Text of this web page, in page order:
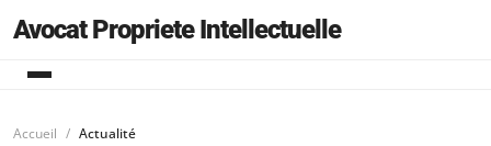
Avocat Propriete Intellectuelle
Accueil Actualité